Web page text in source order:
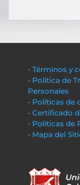
• Términos y
• Política de
Personales
• Políticas de
• Certificado
• Políticas de
• Mapa del